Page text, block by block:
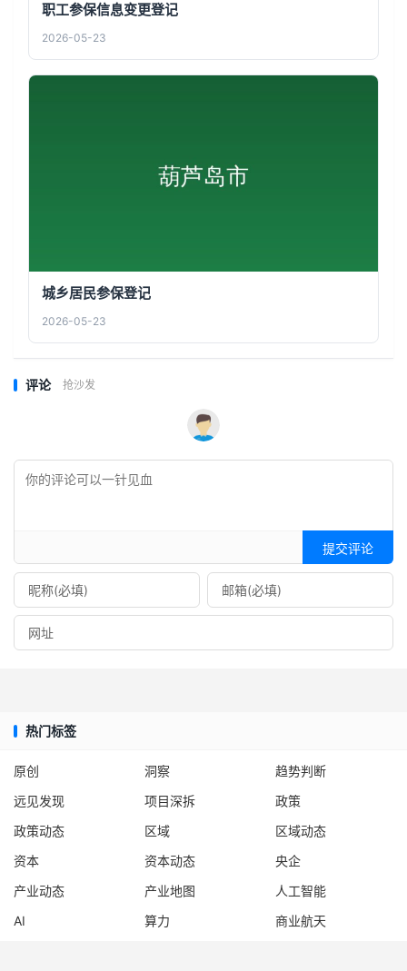
职工参保信息变更登记
2026-05-23
城乡居民参保登记
2026-05-23
评论 抢沙发
提交评论
热门标签
原创 洞察
趋势判断
远见发现
项目深拆
政策
政策动态
区域
区域动态
资本
资本动态
央企
产业动态
产业地图
人工智能
AI
算力 商业航天